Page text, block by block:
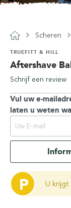
Scheren
Aftershave
TRUEFITT & HILL
Schrijf een review
Vul uw e-
laten u weten
P U krijgt